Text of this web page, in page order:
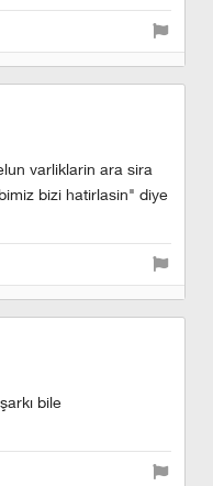
varliklarin ara sira
bizi hatirlasin" diye
bile